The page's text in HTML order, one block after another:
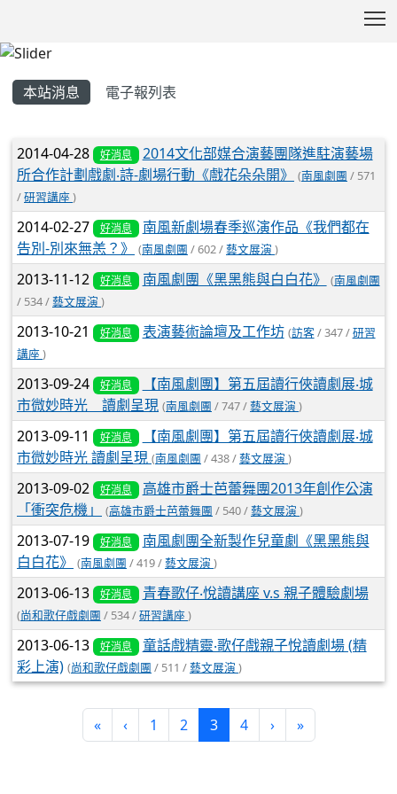
本站消息 電子報列表
文章列表
2014-04-28 好消息
2014文化部媒合演藝團隊進駐演藝場
所合作計劃戲劇‧詩-劇場行動《戲花朵朵開》
(南風劇團 / 571
/研習講座)
2014-02-27 好消息
南風新劇場春季巡演作品《我們都在
告別-別來無恙？》
(南風劇團 / 602 /藝文展演 )
2013-11-12 好消息 南風劇團《黑黑熊與白白花》 (南風劇團
/ 534 /藝文展演 )
2013-10-21 好消息 表演藝術論壇及工作坊 (訪客/ 347 /研習
講座)
2013-09-24 好消息
【南風劇團】第五屆讀行俠讀劇展‧城
市微妙時光 讀劇呈現 (南風劇團 / 747 /藝文展演 )
2013-09-11 好消息
【南風劇團】第五屆讀行俠讀劇展‧城
市微妙時光 讀劇呈現 (南風劇團 / 438 /藝文展演 )
2013-09-02 好消息
高雄市爵士芭蕾舞團2013年創作公演
「衝突危機」
(高雄市爵士芭蕾舞團 / 540 /藝文展演 )
2013-07-19 好消息
南風劇團全新製作兒童劇《黑黑熊與
白白花》
(南風劇團 / 419 /藝文展演 )
2013-06-13 好消息 青春歌仔‧悅讀講座 v.s 親子體驗劇場
(尚和歌仔戲劇團 / 534 /研習講座)
2013-06-13 好消息
童話戲精靈‧歌仔戲親子悅讀劇場 (精
彩上演) (尚和歌仔戲劇團 / 511 /藝文展演 )
« ‹ 1 2 3(current)
4 › »